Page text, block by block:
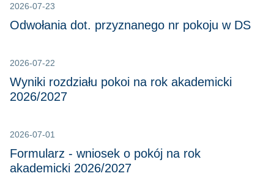
2026-07-23
Odwołania dot. przyznanego nr pokoju w DS
2026-07-22
Wyniki rozdziału pokoi na rok akademicki
2026/2027
2026-07-01
Formularz - wniosek o pokój na rok
akademicki 2026/2027